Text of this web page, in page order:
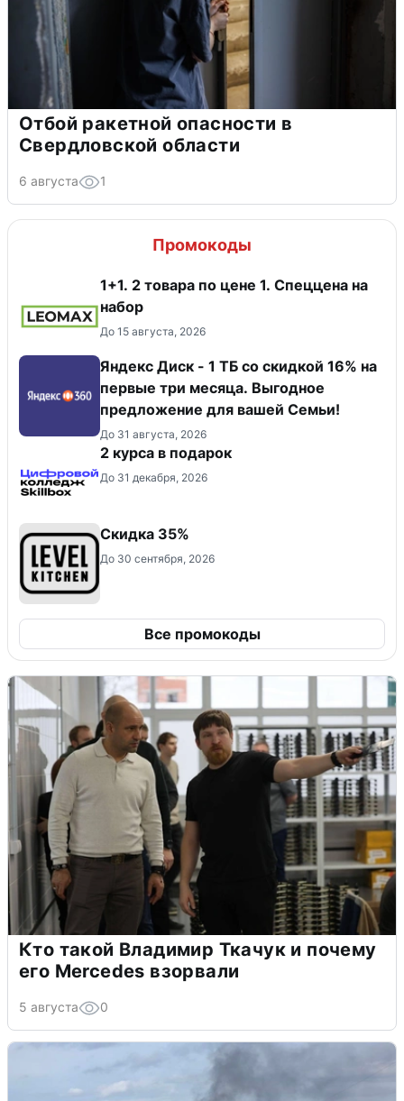
Отбой ракетной опасности в
Свердловской области
6 августа 1
Промокоды
1+1. 2 товара по цене 1. Спеццена на
набор
До 15 августа, 2026
Яндекс Диск - 1 ТБ со скидкой 16% на
первые три месяца. Выгодное
предложение для вашей Семьи!
До 31 августа, 2026
2 курса в подарок
До 31 декабря, 2026
Скидка 35%
До 30 сентября, 2026
Все промокоды
Кто такой Владимир Ткачук и почему
его Mercedes взорвали
5 августа 0